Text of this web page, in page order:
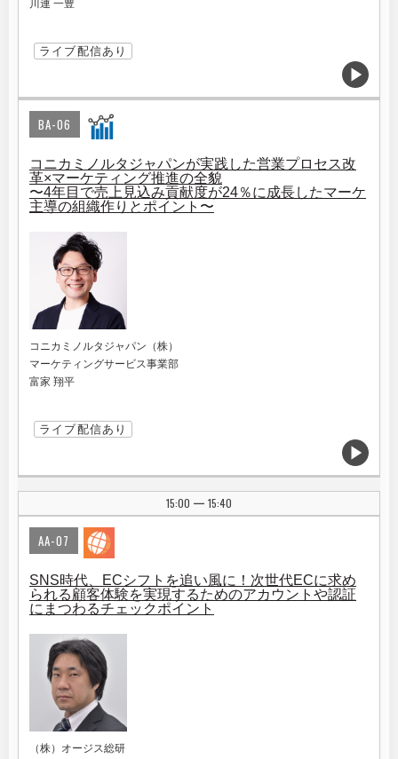
川連 一豊
ライブ配信あり
BA-06
コニカミノルタジャパンが実践した営業プロセス改
革×マーケティング推進の全貌
〜4年目で売上見込み貢献度が24％に成長したマーケ
主導の組織作りとポイント〜
コニカミノルタジャパン（株）
マーケティングサービス事業部
富家 翔平
ライブ配信あり
15:00 | 15:40
AA-07
SNS時代、ECシフトを追い風に！次世代ECに求め
られる顧客体験を実現するためのアカウントや認証
にまつわるチェックポイント
（株）オージス総研